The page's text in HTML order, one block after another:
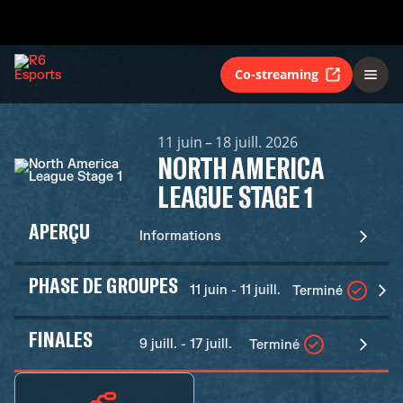
Co-streaming
11 juin – 18 juill. 2026
NORTH AMERICA
LEAGUE STAGE 1
APERÇU Informations
PHASE DE GROUPES 11 juin - 11 juill. Terminé
FINALES 9 juill. - 17 juill. Terminé